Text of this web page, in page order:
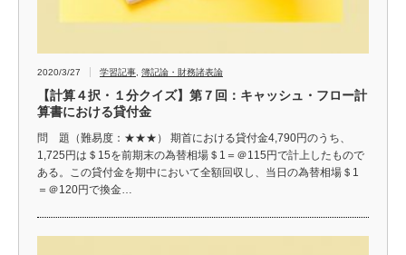
2020/3/27 学習記事 簿記論・財務諸表論
【計算４択・１分クイズ】第７回：キャッシュ・フロー計
算書における貸付金
問 題（難易度：★★★） 期首における貸付金4,790円のうち、
1,725円は＄15を前期末の為替相場＄1＝＠115円で計上したもので
ある。この貸付金を期中において全額回収し、当日の為替相場＄1
＝＠120円で換金…